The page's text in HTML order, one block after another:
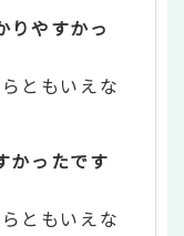
りやすかっ
ともいえな
かったです
ともいえな